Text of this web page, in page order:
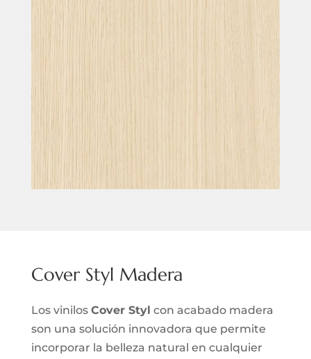
Cover Styl Madera
Los vinilos Cover Styl con acabado madera
son una solución innovadora que permite
incorporar la belleza natural en cualquier